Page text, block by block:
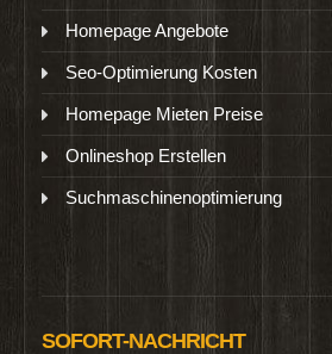
Homepage Angebote
Seo-Optimierung Kosten
Homepage Mieten Preise
Onlineshop Erstellen
Suchmaschinenoptimierung
SOFORT-NACHRICHT